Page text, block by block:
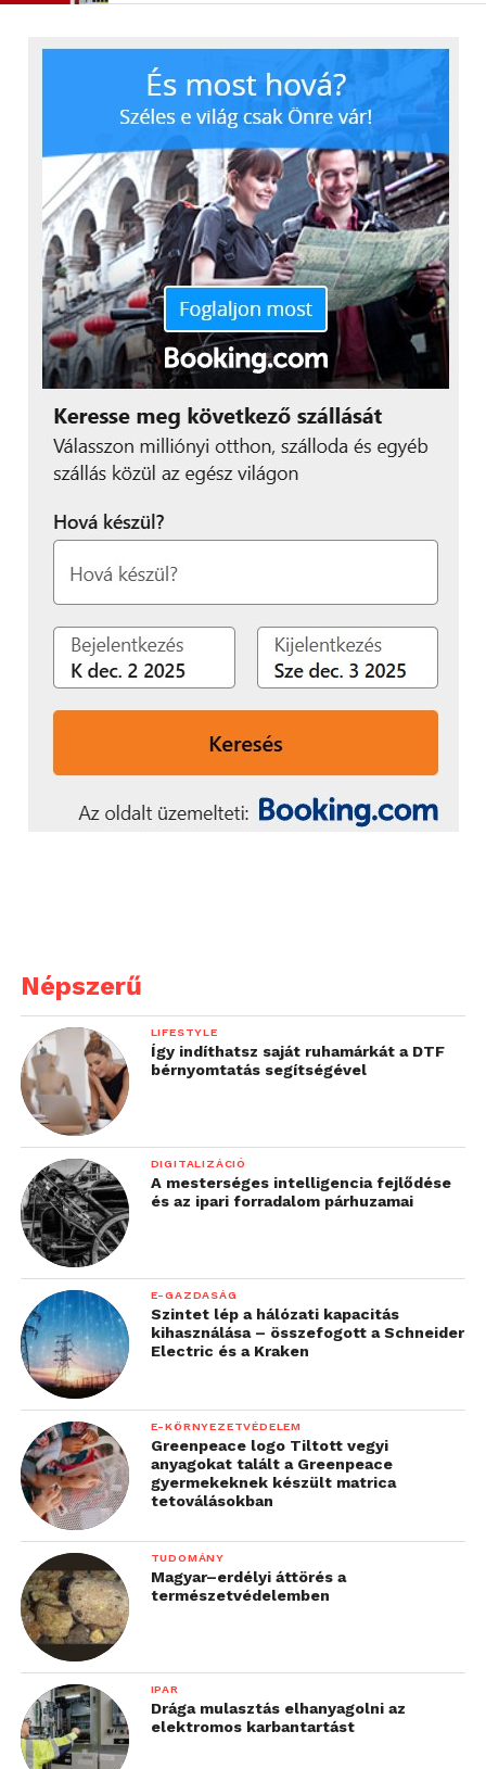
Népszerű
LIFESTYLE
Így indíthatsz saját ruhamárkát a DTF
bérnyomtatás segítségével
DIGITALIZÁCIÓ
A mesterséges intelligencia fejlődése
és az ipari forradalom párhuzamai
E-GAZDASÁG
Szintet lép a hálózati kapacitás
kihasználása – összefogott a Schneider
Electric és a Kraken
E-KÖRNYEZETVÉDELEM
Greenpeace logo Tiltott vegyi
anyagokat talált a Greenpeace
gyermekeknek készült matrica
tetoválásokban
TUDOMÁNY
Magyar–erdélyi áttörés a
természetvédelemben
IPAR
Drága mulasztás elhanyagolni az
elektromos karbantartást